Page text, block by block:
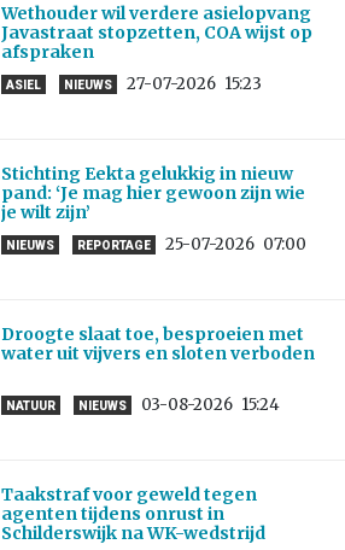
Wethouder wil verdere asielopvang
Javastraat stopzetten, COA wijst op
afspraken
ASIEL NIEUWS 27-07-2026 15:23
Stichting Eekta gelukkig in nieuw
pand: ‘Je mag hier gewoon zijn wie
je wilt zijn’
NIEUWS REPORTAGE 25-07-2026 07:00
Droogte slaat toe, besproeien met
water uit vijvers en sloten verboden
NATUUR NIEUWS 03-08-2026 15:24
Taakstraf voor geweld tegen
agenten tijdens onrust in
Schilderswijk na WK-wedstrijd